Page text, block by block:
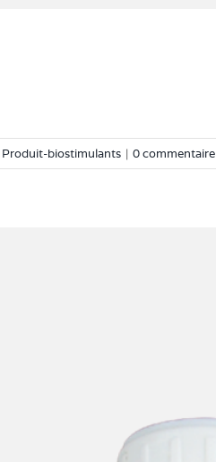
Produit-biostimulants | 0 commentaire